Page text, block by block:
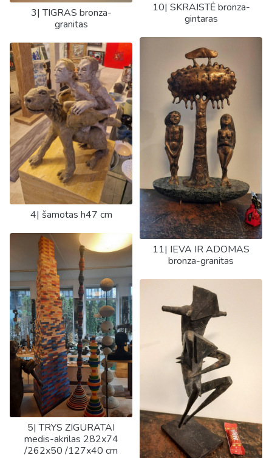
3| TIGRAS bronza-
granitas
4| šamotas h47 cm
5| TRYS ZIGURATAI
medis-akrilas 282x74
/262x50 /127x40 cm
10| SKRAISTĖ bronza-
gintaras
11| IEVA IR ADOMAS
bronza-granitas